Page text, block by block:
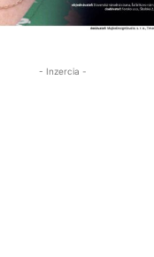
- Inzercia -